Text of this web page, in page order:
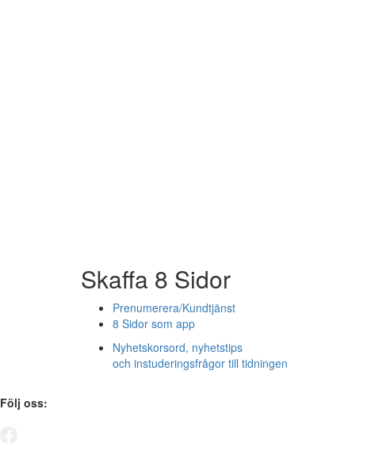
Skaffa 8 Sidor
Prenumerera/Kundtjänst
8 Sidor som app
Nyhetskorsord, nyhetstips
och instuderingsfrågor till tidningen
Följ oss: